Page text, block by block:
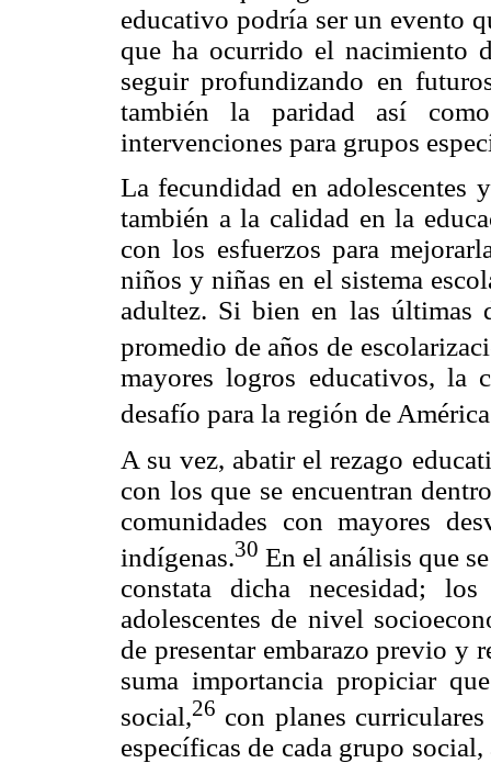
educativo podría ser un evento
que ha ocurrido el nacimiento
seguir profundizando en
también la paridad así
intervenciones para grupos
La fecundidad en adolescentes
también a la calidad en la
con los esfuerzos para
niños y niñas en el sistema
adultez. Si bien en las últimas
promedio de años de
mayores logros educativos, la
desafío para la región de
A su vez, abatir el rezago
con los que se encuentran
comunidades con mayores
indígenas.30 En el análisis que
constata dicha necesidad;
adolescentes de nivel
de presentar embarazo previo y
suma importancia propiciar
social,26 con planes
específicas de cada grupo